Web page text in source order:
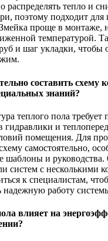
распределять тепло и
поэтому подходит
проще в монтаже,
температурой.
и шаг укладки, чтобы
составить схему
знаний?
теплого пола требует
и
помещения. Для
самостоятельно,
шаблоны и
систем с несколькими
к специалистам,
надежную работу
влияет на